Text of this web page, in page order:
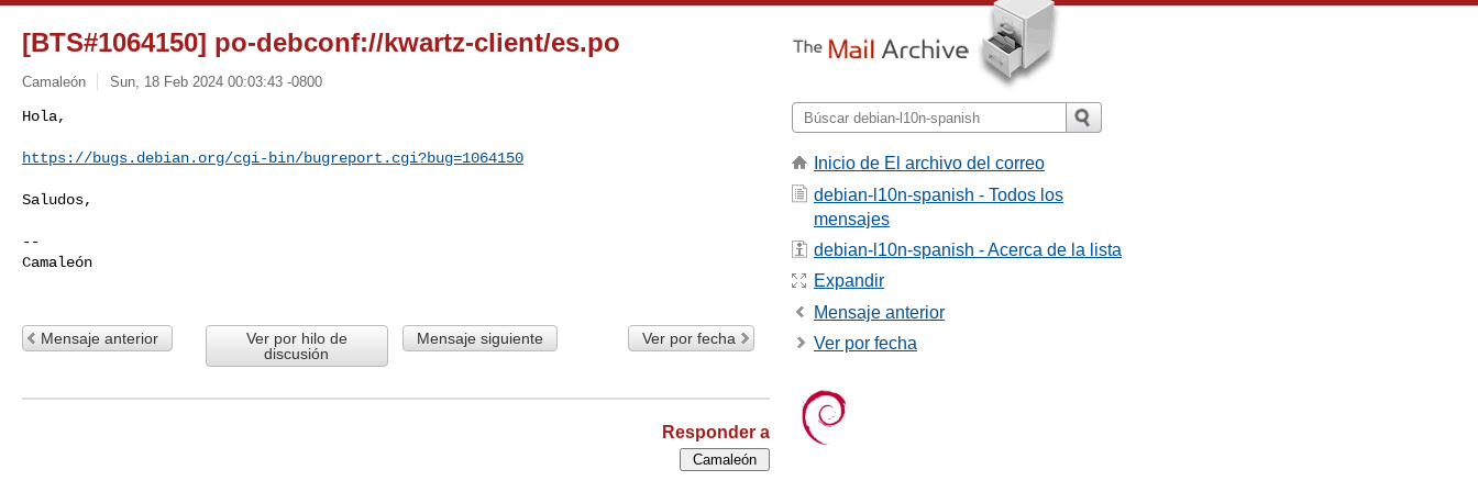
[BTS#1064150] po-debconf://kwartz-client/es.po
Camaleón Sun, 18 Feb 2024 00:03:43 -0800
Hola,
https://bugs.debian.org/cgi-bin/bugreport.cgi?bug=1064150
Saludos,
--
Camaleón
Mensaje anterior
Ver por hilo de
discusión
Mensaje siguiente Ver por fecha
Responder a
Inicio de El archivo del correo
debian-l10n-spanish - Todos los
mensajes
debian-l10n-spanish - Acerca de la lista
Expandir
Mensaje anterior
Ver por fecha